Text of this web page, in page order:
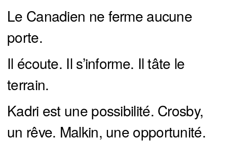
Le Canadien ne ferme aucune
porte.
Il écoute. Il s’informe. Il tâte le
terrain.
Kadri est une possibilité. Crosby,
un rêve. Malkin, une opportunité.